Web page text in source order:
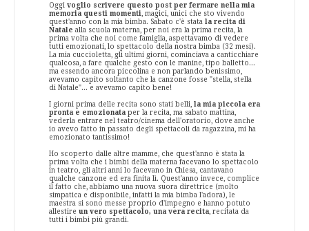
Oggi voglio scrivere questo post per fermare nella mia
memoria questi momenti , magici, unici che sto vivendo
quest'anno con la mia bimba. Sabato c'è stata la recita di
Natale alla scuola materna, per noi era la prima recita, la
prima volta che noi come famiglia, aspettavamo di vedere
tutti emozionati, lo spettacolo della nostra bimba (32 mesi).
La mia cuccioletta, gli ultimi giorni, cominciava a canticchiare
qualcosa, a fare qualche gesto con le manine, tipo balletto...
ma essendo ancora piccolina e non parlando benissimo,
avevamo capito soltanto che la canzone fosse "stella, stella
di Natale"... e avevamo capito bene!
I giorni prima delle recita sono stati belli, la mia piccola era
pronta e emozionata per la recita, ma sabato mattina,
vederla entrare nel teatro/cinema dell'oratorio, dove anche
io avevo fatto in passato degli spettacoli da ragazzina, mi ha
emozionato tantissimo!
Ho scoperto dalle altre mamme, che quest'anno è stata la
prima volta che i bimbi della materna facevano lo spettacolo
in teatro, gli altri anni lo facevano in Chiesa, cantavano
qualche canzone ed era finita lì. Quest'anno invece, complice
il fatto che, abbiamo una nuova suora direttrice (molto
simpatica e disponibile, infatti la mia bimba l'adora), le
maestra si sono messe proprio d'impegno e hanno potuto
allestire un vero spettacolo, una vera recita , recitata da
tutti i bimbi più grandi.